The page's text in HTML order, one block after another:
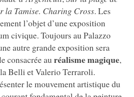
la Tamise. Charing Cross. Les
l’objet d’une exposition
civique. Toujours au Palazzo
autre grande exposition sera
consacrée au réalisme magique,
Belli et Valerio Terraroli.
le mouvement artistique du